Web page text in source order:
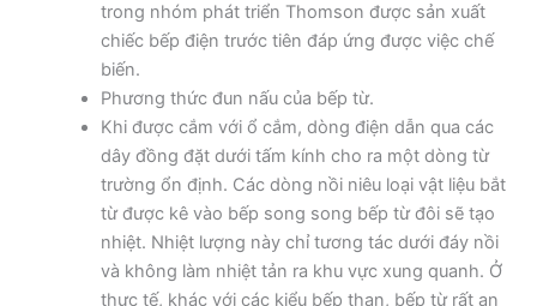
trong nhóm phát triển Thomson được sản xuất
chiếc bếp điện trước tiên đáp ứng được việc chế
biến.
Phương thức đun nấu của bếp từ.
Khi được cắm với ổ cắm, dòng điện dẫn qua các
dây đồng đặt dưới tấm kính cho ra một dòng từ
trường ổn định. Các dòng nồi niêu loại vật liệu bắt
từ được kê vào bếp song song bếp từ đôi sẽ tạo
nhiệt. Nhiệt lượng này chỉ tương tác dưới đáy nồi
và không làm nhiệt tản ra khu vực xung quanh. Ở
thực tế, khác với các kiểu bếp than, bếp từ rất an